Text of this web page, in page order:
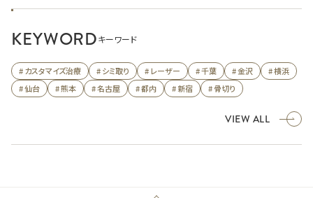
KEYWORDキーワード
# カスタマイズ治療 # シミ取り # レーザー # 千葉 # 金沢
# 横浜
# 仙台
# 熊本 # 名古屋 # 都内 # 新宿 # 骨切り
VIEW ALL